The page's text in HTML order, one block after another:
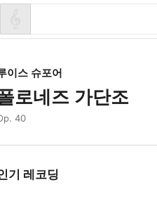
이스 슈포어
로네즈 가단조
40
기 레코딩